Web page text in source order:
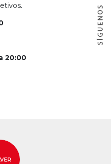
20:00